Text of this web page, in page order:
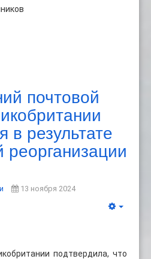
почтовой
в результате
13 ноября 2024
подтвердила, что